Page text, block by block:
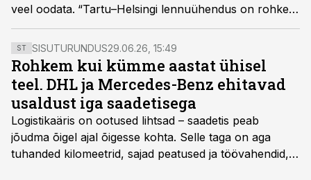
veel oodata. “Tartu–Helsingi lennuühendus on rohkem
kui lihtsalt transport. See on elulise tähtsusega,”
kinnitas Tartu linnapea Urmas Klaas
ST SISUTURUNDUS29.06.26, 15:49
Rohkem kui kümme aastat ühisel
teel. DHL ja Mercedes-Benz ehitavad
usaldust iga saadetisega
Logistikaäris on ootused lihtsad – saadetis peab
jõudma õigel ajal õigesse kohta. Selle taga on aga
tuhanded kilomeetrid, sajad peatused ja töövahendid,